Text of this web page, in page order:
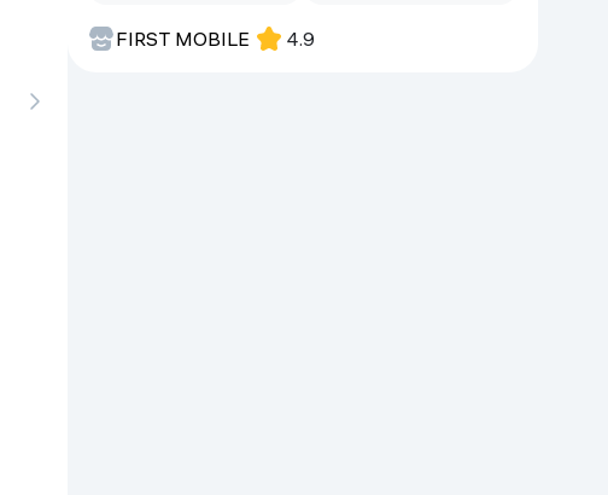
FIRST MOBILE 4.9